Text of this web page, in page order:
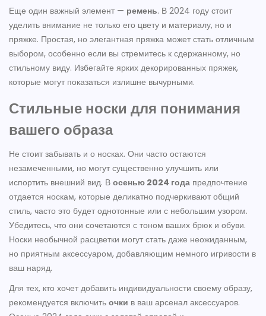
Еще один важный элемент — ремень. В 2024 году стоит
уделить внимание не только его цвету и материалу, но и
пряжке. Простая, но элегантная пряжка может стать отличным
выбором, особенно если вы стремитесь к сдержанному, но
стильному виду. Избегайте ярких декорированных пряжек,
которые могут показаться излишне вычурными.
Стильные носки для понимания
вашего образа
Не стоит забывать и о носках. Они часто остаются
незамеченными, но могут существенно улучшить или
испортить внешний вид. В осенью 2024 года предпочтение
отдается носкам, которые деликатно подчеркивают общий
стиль, часто это будет однотонные или с небольшим узором.
Убедитесь, что они сочетаются с тоном ваших брюк и обуви.
Носки необычной расцветки могут стать даже неожиданным,
но приятным аксессуаром, добавляющим немного игривости в
ваш наряд.
Для тех, кто хочет добавить индивидуальности своему образу,
рекомендуется включить очки в ваш арсенал аксессуаров.